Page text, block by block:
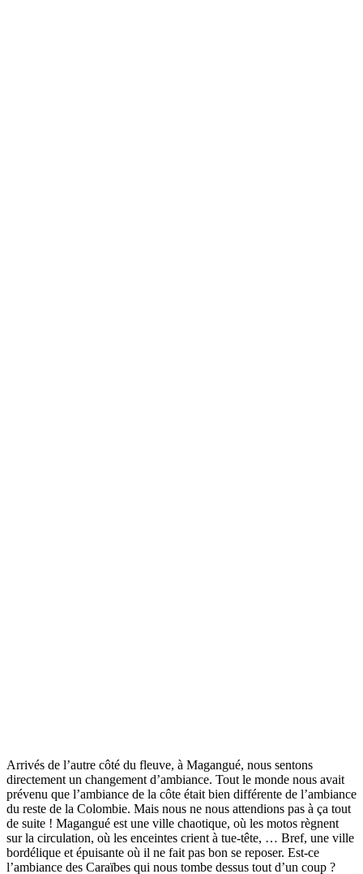
Arrivés de l’autre côté du fleuve, à Magangué, nous sentons
directement un changement d’ambiance. Tout le monde nous avait
prévenu que l’ambiance de la côte était bien différente de l’ambiance
du reste de la Colombie. Mais nous ne nous attendions pas à ça tout
de suite ! Magangué est une ville chaotique, où les motos règnent
sur la circulation, où les enceintes crient à tue-tête, … Bref, une ville
bordélique et épuisante où il ne fait pas bon se reposer. Est-ce
l’ambiance des Caraïbes qui nous tombe dessus tout d’un coup ?